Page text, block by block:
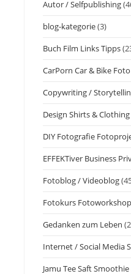
Autor / Selfpublishing
blog-kategorie(3)
Buch Film Links Tipps
CarPorn Car & Bike
Copywriting /
Design Shirts & Clothing
DIY Fotografie
EFFEKTiver Business
Fotoblog / Videoblog
Fotokurs
Gedanken zum Leben
Internet / Social Media
Jamu Tee Saft Smoothie